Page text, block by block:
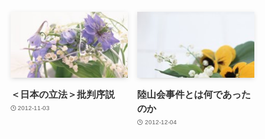
＜日本の立法＞批判序説
2012-11-03
陸山会事件とは何であった
のか
2012-12-04